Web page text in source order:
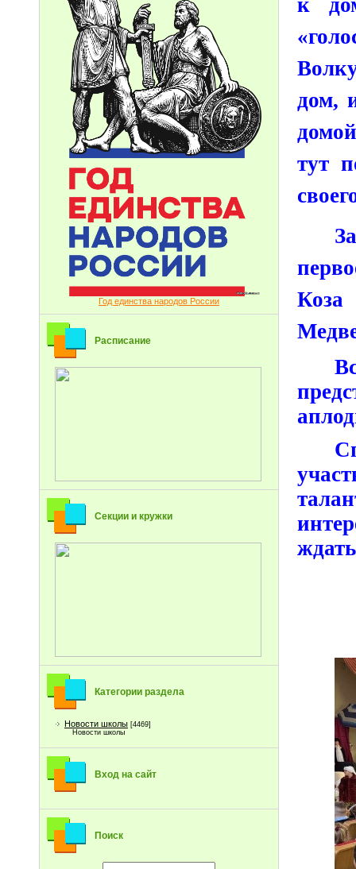
Год единства народов России
Расписание
Секции и кружки
Категории раздела
Новости школы [4469]
Новости школы
Вход на сайт
Поиск
дом,
тут